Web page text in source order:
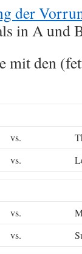
der
in A und
mit den
vs.
vs.
vs.
vs.